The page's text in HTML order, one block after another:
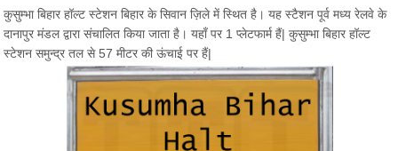
कुसुम्भा बिहार हॉल्ट स्टेशन बिहार के सिवान ज़िले में स्थित है। यह स्टैशन पूर्व मध्य रेलवे के
दानापुर मंडल द्वारा संचालित किया जाता है। यहाँ पर 1 प्लेटफार्म हैं| कुसुम्भा बिहार हॉल्ट
स्टेशन समुन्द्र तल से 57 मीटर की ऊंचाई पर हैं|